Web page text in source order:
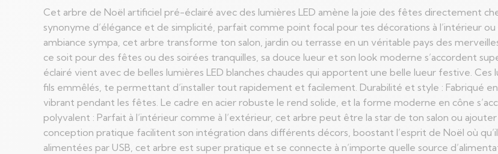
Cet arbre de Noël artificiel pré-éclairé avec des lumières LED amène la joie des fêtes directement
synonyme d’élégance et de simplicité, parfait comme point focal pour tes décorations à l’intérieur
ambiance sympa, cet arbre transforme ton salon, jardin ou terrasse en un véritable pays des
ce soit pour des fêtes ou des soirées tranquilles, sa douce lueur et son look moderne s’accordent
éclairé vient avec de belles lumières LED blanches chaudes qui apportent une belle lueur festive.
fils emmêlés, te permettant d’installer tout rapidement et facilement. Durabilité et style : Fabriqué
vibrant pendant les fêtes. Le cadre en acier robuste le rend solide, et la forme moderne en cône
polyvalent : Parfait à l’intérieur comme à l’extérieur, cet arbre peut être la star de ton salon ou
conception pratique facilitent son intégration dans différents décors, boostant l’esprit de Noël où
alimentées par USB, cet arbre est super pratique et se connecte à n’importe quelle source